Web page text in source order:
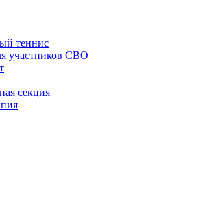
теннис
участников СВО
секция